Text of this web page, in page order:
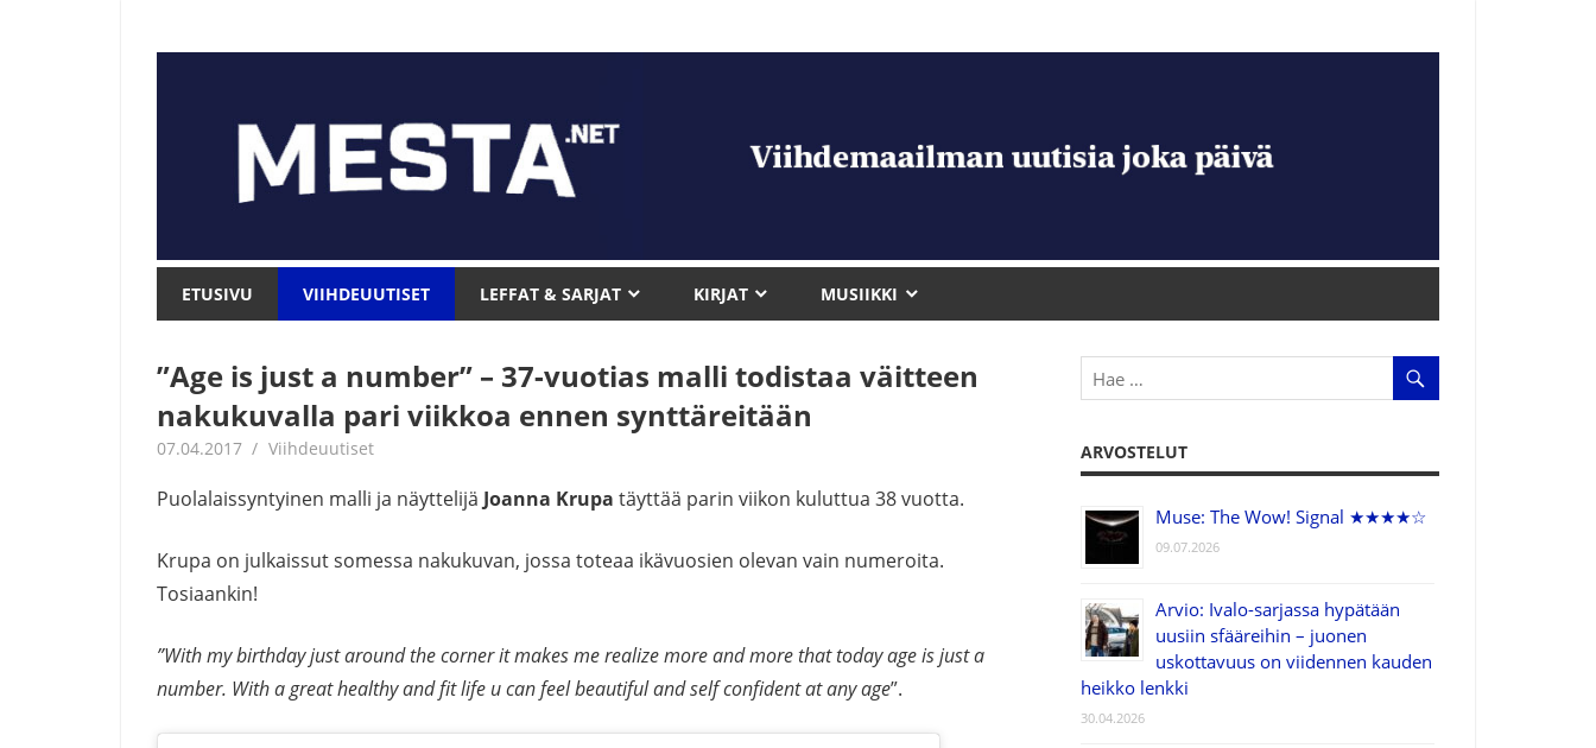
Mesta.net
ETUSIVU VIIHDEUUTISET LEFFAT & SARJAT KIRJAT MUSIIKKI
”Age is just a number” – 37-vuotias malli todistaa väitteen
nakukuvalla pari viikkoa ennen synttäreitään
07.04.2017 Juha Kaunisto
Viihdeuutiset
Puolalaissyntyinen malli ja näyttelijä Joanna Krupa täyttää parin viikon kuluttua 38 vuotta.
Krupa on julkaissut somessa nakukuvan, jossa toteaa ikävuosien olevan vain numeroita.
Tosiaankin!
”With my birthday just around the corner it makes me realize more and more that today age is just a
number. With a great healthy and fit life u can feel beautiful and self confident at any age”.
ARVOSTELUT
Muse: The Wow! Signal ★★★★☆
09.07.2026
Arvio: Ivalo-sarjassa hypätään
uusiin sfääreihin – juonen
uskottavuus on viidennen kauden
heikko lenkki
30.04.2026